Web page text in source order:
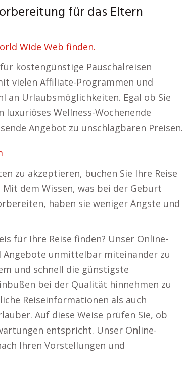
für das Eltern
Wide Web finden.
kostengünstige Pauschalreisen
vielen Affiliate-Programmen und
an Urlaubsmöglichkeiten. Egal ob Sie
Wellness-Wochenende
Angebot zu unschlagbaren Preisen.
zu akzeptieren, buchen Sie Ihre Reise
dem Wissen, was bei der Geburt
haben sie weniger Ängste und
für Ihre Reise finden? Unser Online-
Angebote unmittelbar miteinander zu
und schnell die günstigste
bei der Qualität hinnehmen zu
Reiseinformationen als auch
Auf diese Weise prüfen Sie, ob
entspricht. Unser Online-
Ihren Vorstellungen und